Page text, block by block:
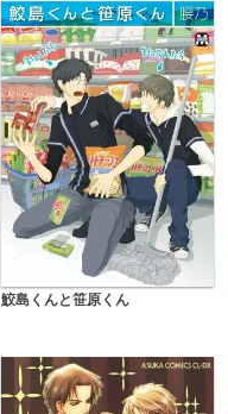
鮫島くんと笹原くん